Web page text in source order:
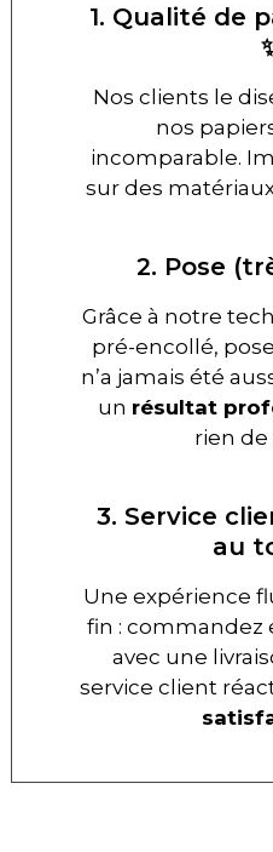
1. Qualité de
Nos clients le
nos
incomparable.
sur des
2. Pose
Grâce à notre
pré-encollé,
n’a jamais été
un résultat
rien
3. Service
au
Une expérience
fin : commandez
avec une
service client